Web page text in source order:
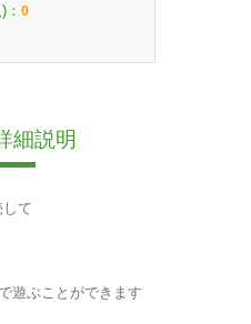
： 0
細説明
て
遊ぶことができます